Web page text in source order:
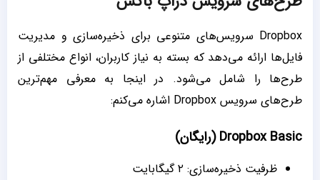
Dropbox سرویس‌های متنوعی برای ذخیره‌سازی و مدیریت
فایل‌ها ارائه می‌دهد که بسته به نیاز کاربران، انواع مختلفی از
طرح‌ها را شامل می‌شود. در اینجا به معرفی مهم‌ترین
طرح‌های سرویس Dropbox اشاره می‌کنم:
Dropbox Basic (رایگان)
ظرفیت ذخیره‌سازی: ۲ گیگابایت